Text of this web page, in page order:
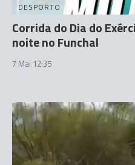
DESPORTO
Corrida do Dia do
noite no Funchal
7 Mai 12:35